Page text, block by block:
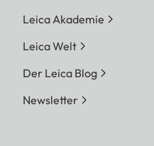
Leica Akademie
Leica Welt
Der Leica Blog
Newsletter